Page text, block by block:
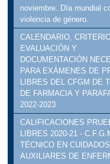
noviembre. Día mundial
violencia de género.
CALENDARIO,
EVALUACIÓN Y
DOCUMENTACIÓN
PARA EXÁMENES DE
LIBRES DEL CFGM DE
DE FARMACIA Y
2022-2023
CALIFICACIONES
LIBRES 2020-21 -
TÉCNICO EN CUIDADOS
AUXILIARES DE